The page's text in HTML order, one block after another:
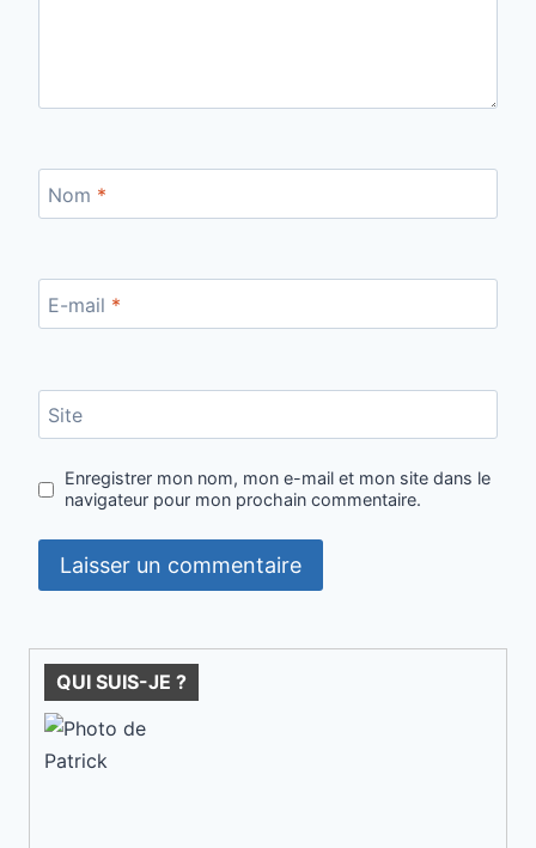
Nom *
E-mail *
Site
Enregistrer mon nom, mon e-mail et mon site dans le
navigateur pour mon prochain commentaire.
QUI SUIS-JE ?